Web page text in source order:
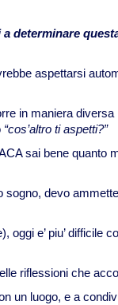
determinare
aspettarsi
in maniera diversa
“cos’altro ti aspetti?”
sai bene
devo
e’ piu’
riflessioni che
un luogo, e a